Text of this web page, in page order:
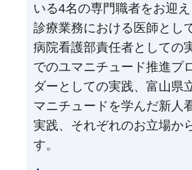
いる4名の専門職者をお迎
診療業務における医師とし
病院看護部責任者としての
でのユマニチュード推進プ
ダーとしての実践、富山県
マニチュードを学んだ新人
実践、それぞれのお立場か
す。